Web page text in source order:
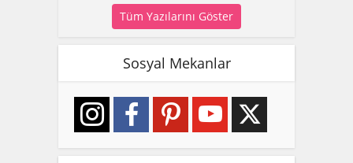
Tüm Yazılarını Göster
Sosyal Mekanlar